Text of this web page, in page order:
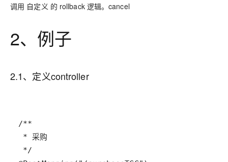
调用 自定义 的 rollback 逻辑。cancel
2、例子
2.1、定义controller